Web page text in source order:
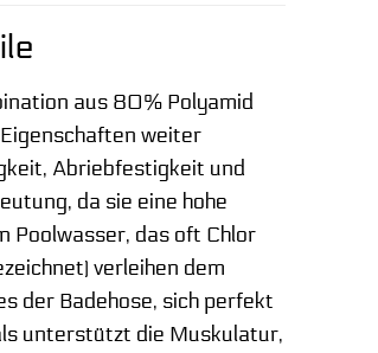
aus 80% Polyamid
weiter
Abriebfestigkeit und
da sie eine hohe
Poolwasser, das oft Chlor
verleihen dem
der Badehose, sich perfekt
unterstützt die Muskulatur,